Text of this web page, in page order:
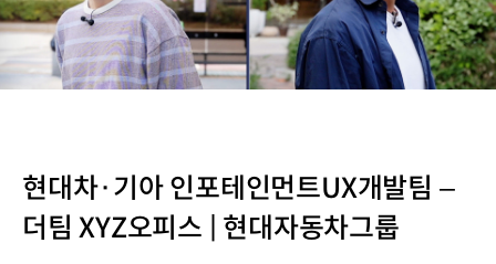
현대차·기아 인포테인먼트UX개발팀 –
더팀 XYZ오피스 | 현대자동차그룹